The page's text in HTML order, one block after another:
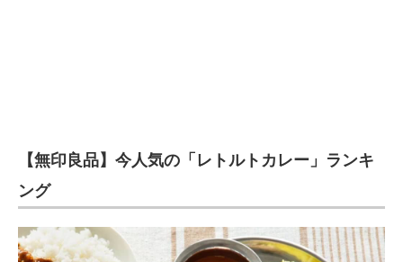
【無印良品】今人気の「レトルトカレー」ランキ
ング